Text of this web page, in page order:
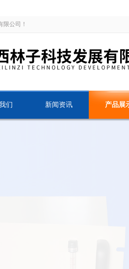
限公司！
们 新闻资讯 产品展